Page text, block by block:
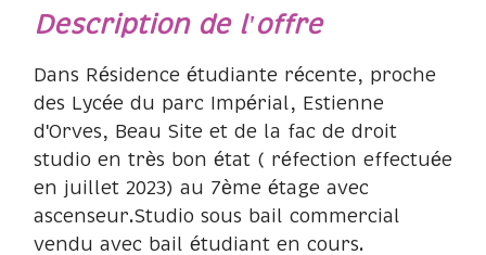
description de l'offre
Dans Résidence étudiante récente, proche
des Lycée du parc Impérial, Estienne
d'Orves, Beau Site et de la fac de droit
studio en très bon état ( réfection effectuée
en juillet 2023) au 7ème étage avec
ascenseur.Studio sous bail commercial
vendu avec bail étudiant en cours.